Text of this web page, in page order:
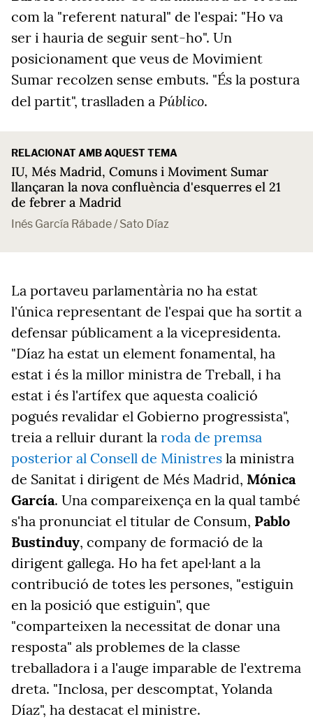
com la "referent natural" de l'espai: "Ho va
ser i hauria de seguir sent-ho". Un
posicionament que veus de Movimient
Sumar recolzen sense embuts. "És la postura
del partit", traslladen a Público.
RELACIONAT AMB AQUEST TEMA
IU, Més Madrid, Comuns i Moviment Sumar
llançaran la nova confluència d'esquerres el 21
de febrer a Madrid
Inés García Rábade / Sato Díaz
La portaveu parlamentària no ha estat
l'única representant de l'espai que ha sortit a
defensar públicament a la vicepresidenta.
"Díaz ha estat un element fonamental, ha
estat i és la millor ministra de Treball, i ha
estat i és l'artífex que aquesta coalició
pogués revalidar el Gobierno progressista",
treia a relluir durant la roda de premsa
posterior al Consell de Ministres la ministra
de Sanitat i dirigent de Més Madrid, Mónica
García. Una compareixença en la qual també
s'ha pronunciat el titular de Consum, Pablo
Bustinduy, company de formació de la
dirigent gallega. Ho ha fet apel·lant a la
contribució de totes les persones, "estiguin
en la posició que estiguin", que
"comparteixen la necessitat de donar una
resposta" als problemes de la classe
treballadora i a l'auge imparable de l'extrema
dreta. "Inclosa, per descomptat, Yolanda
Díaz", ha destacat el ministre.